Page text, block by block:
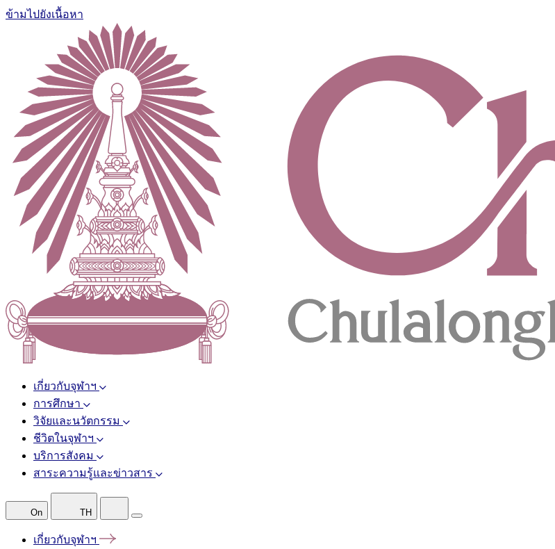
ข้ามไปยังเนื้อหา
เกี่ยวกับจุฬาฯ
การศึกษา
วิจัยและนวัตกรรม
ชีวิตในจุฬาฯ
บริการสังคม
สาระความรู้และข่าวสาร
On TH
เกี่ยวกับจุฬาฯ